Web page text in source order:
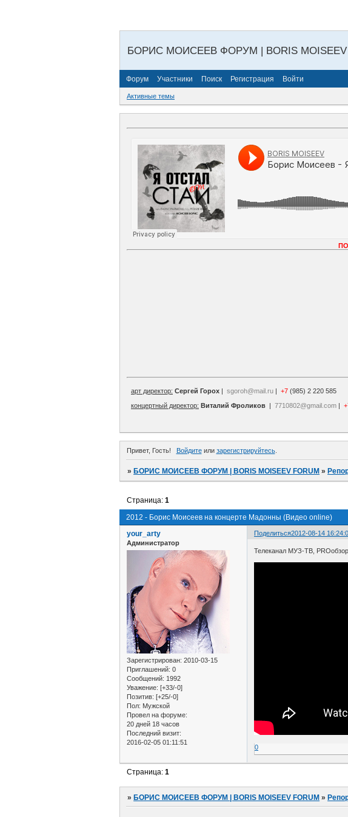
БОРИС МОИСЕЕВ ФОРУМ | BORIS MOISEEV
Форум Участники Поиск Регистрация Войти
Активные темы
арт директор: Сергей Горох | sgoroh@mail.ru | +7 (985) 2 220 585
концертный директор: Виталий Фроликов | 7710802@gmail.com |
Привет, Гость! Войдитеили зарегистрируйтесь.
»БОРИС МОИСЕЕВ ФОРУМ | BORIS MOISEEV FORUM »
2012 - Борис Моисеев на концерте Мадонны (Видео online)
Страница:1
Поделиться2012-08-14
your_arty
Администратор
Зарегистрирован: 2010-03-15
Приглашений: 0
Сообщений: 1992
Уважение: [+33/-0]
Позитив: [+25/-0]
Пол: Мужской
Провел на форуме:
20 дней 18 часов
Последний визит:
2016-02-05 01:11:51
Телеканал МУЗ-ТВ,
0
Страница:1
»БОРИС МОИСЕЕВ ФОРУМ | BORIS MOISEEV FORUM »